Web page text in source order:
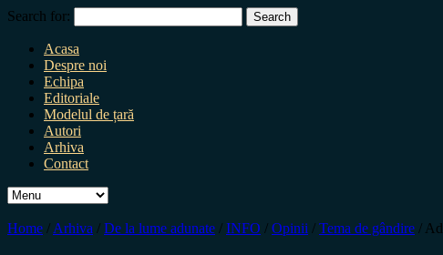
Search for:
Acasa
Despre noi
Echipa
Editoriale
Modelul de țară
Autori
Arhiva
Contact
Home / Arhiva / De la lume adunate / INFO / Opinii / Tema de gândire /